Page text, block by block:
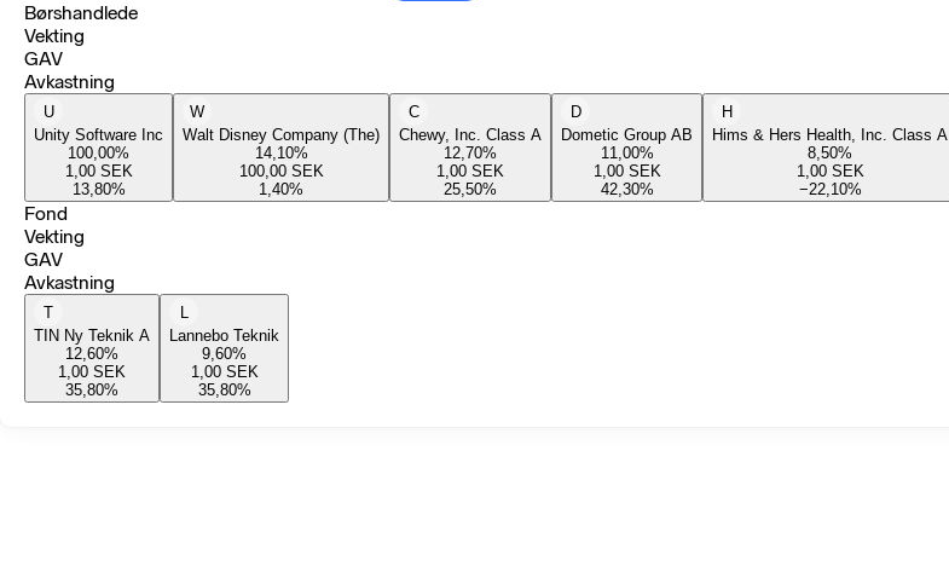
Børshandlede
Vekting
GAV
Avkastning
U
Unity Software Inc
100,00%
1,00 SEK
13,80%
W
Walt Disney Company (The)
14,10%
100,00 SEK
1,40%
C
Chewy, Inc. Class A
12,70%
1,00 SEK
25,50%
D
Dometic Group AB
11,00%
1,00 SEK
42,30%
H
Hims & Hers Health, Inc. Class A
8,50%
1,00 SEK
−22,10%
Fond
Vekting
GAV
Avkastning
T
TIN Ny Teknik A
12,60%
1,00 SEK
35,80%
L
Lannebo Teknik
9,60%
1,00 SEK
35,80%